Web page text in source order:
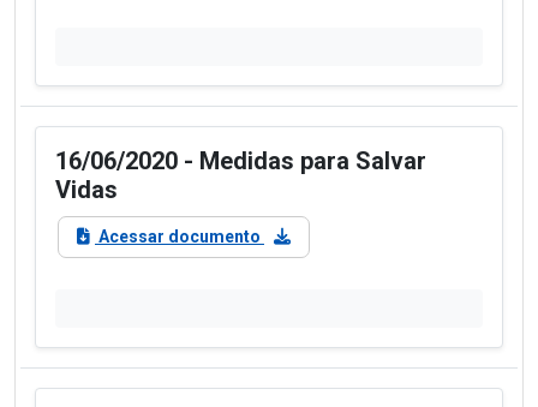
16/06/2020 - Medidas para Salvar
Vidas
Acessar documento